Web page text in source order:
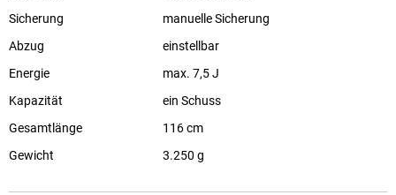
Sicherung
manuelle Sicherung
Abzug
einstellbar
Energie
max. 7,5 J
Kapazität
ein Schuss
Gesamtlänge
116 cm
Gewicht
3.250 g